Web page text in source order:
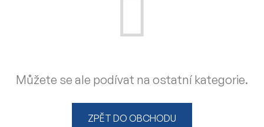
Můžete se ale podívat na ostatní kategorie.
ZPĚT DO OBCHODU